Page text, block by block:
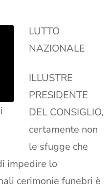
LUTTO
NAZIONALE
ILLUSTRE
PRESIDENTE
DEL CONSIGLIO,
certamente non
le sfugge che
impedire lo
cerimonie funebri è